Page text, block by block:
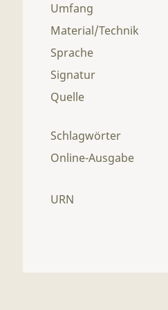
Umfang
Material/Technik
Sprache
Signatur
Quelle
Schlagwörter
Online-Ausgabe
URN